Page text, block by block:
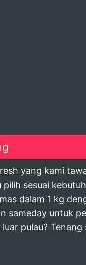
yang kami
sesuai
dalam 1 kg
sameday untuk
pulau?